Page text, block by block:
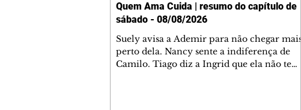
Quem Ama Cuida | resumo do capítulo de
sábado - 08/08/2026
Suely avisa a Ademir para não chegar mais
perto dela. Nancy sente a indiferença de
Camilo. Tiago diz a Ingrid que ela não tem